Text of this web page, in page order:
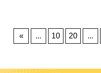
« ... 10 20 ...